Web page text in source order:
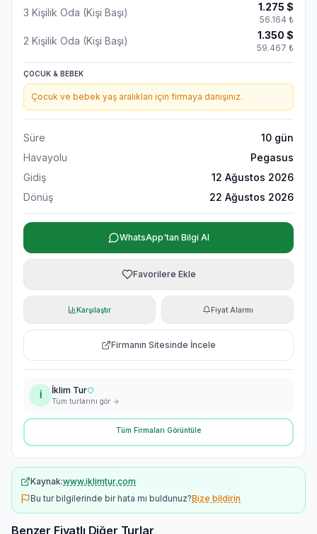
3 Kişilik Oda (Kişi Başı) 1.275 $
56.164 ₺
2 Kişilik Oda (Kişi Başı) 1.350 $
59.467 ₺
ÇOCUK & BEBEK
Çocuk ve bebek yaş aralıkları için firmaya danışınız.
Süre 10 gün
Havayolu
Pegasus
Gidiş
12 Ağustos 2026
Dönüş
22 Ağustos 2026
WhatsApp'tan Bilgi Al
Favorilere Ekle
Karşılaştır Fiyat Alarmı
Firmanın Sitesinde İncele
İ İklim Tur
Tüm turlarını gör
Tüm Firmaları Görüntüle
Kaynak:www.iklimtur.com
Bu tur bilgilerinde bir hata mı buldunuz?Bize bildirin
Benzer Fiyatlı Diğer Turlar